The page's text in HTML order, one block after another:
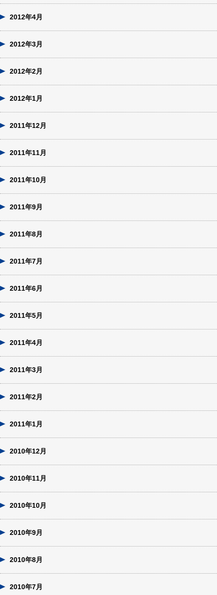
2012年4月
2012年3月
2012年2月
2012年1月
2011年12月
2011年11月
2011年10月
2011年9月
2011年8月
2011年7月
2011年6月
2011年5月
2011年4月
2011年3月
2011年2月
2011年1月
2010年12月
2010年11月
2010年10月
2010年9月
2010年8月
2010年7月